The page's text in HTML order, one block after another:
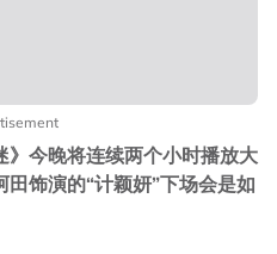
》今晚将连续两个小时播放大
饰演的“计颖妍”下场会是如